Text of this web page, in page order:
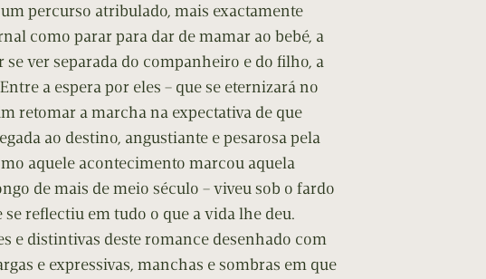
percurso atribulado, mais exactamente
como parar para dar de mamar ao bebé, a
ver separada do companheiro e do filho, a
a espera por eles – que se eternizará no
retomar a marcha na expectativa de que
ao destino, angustiante e pesarosa pela
aquele acontecimento marcou aquela
de mais de meio século – viveu sob o fardo
reflectiu em tudo o que a vida lhe deu.
e distintivas deste romance desenhado com
e expressivas, manchas e sombras em que